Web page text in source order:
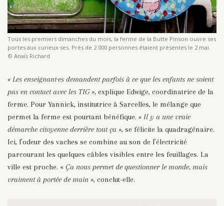
Tous les premiers dimanches du mois, la ferme de la Butte Pinson ouvre ses
portes aux curieux·ses. Près de 2 000 personnes étaient présentes le 2 mai.
© Anaïs Richard
« Les enseignant·es demandent parfois à ce que les enfants ne soient
pas en contact avec les TIG », explique Edwige, coordinatrice de la
ferme. Pour Yannick, institutrice à Sarcelles, le mélange que
permet la ferme est pourtant bénéfique. « Il y a une vraie
démarche citoyenne derrière tout ça », se félicite la quadragénaire.
Ici, l’odeur des vaches se combine au son de l’électricité
parcourant les quelques câbles visibles entre les feuillages. La
ville est proche. « Ça nous permet de questionner le monde, mais
vraiment à portée de main », conclut-elle.